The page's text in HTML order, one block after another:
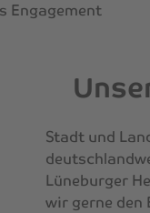
Engagement
Stadt und
Lüneburger
wir gerne den